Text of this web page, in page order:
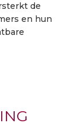
de
en hun